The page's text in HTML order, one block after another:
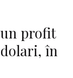
profit
în